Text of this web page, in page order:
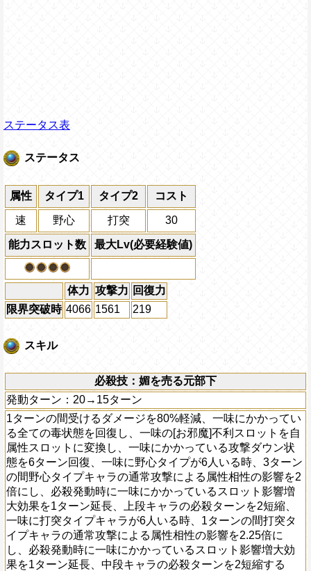
ステータス表
ステータス
属性 タイプ1 タイプ2 コスト
速 野心 打突 30
能力スロット数 最大Lv(必要経験値)
体力 攻撃力 回復力
限界突破時 4066 1561 219
スキル
必殺技：媚を売る元部下
発動ターン：20→15ターン
1ターンの間受けるダメージを80%軽減、一味にかかってい
る全ての毒状態を回復し、一味の[お邪魔]不利スロットを自
属性スロットに変換し、一味にかかっている攻撃ダウン状
態を6ターン回復、一味に野心タイプが6人いる時、3ターン
の間野心タイプキャラの通常攻撃による属性相性の影響を2
倍にし、必殺発動時に一味にかかっているスロット影響増
大効果を1ターン延長、上段キャラの必殺ターンを2短縮、
一味に打突タイプキャラが6人いる時、1ターンの間打突タ
イプキャラの通常攻撃による属性相性の影響を2.25倍に
し、必殺発動時に一味にかかっているスロット影響増大効
果を1ターン延長、中段キャラの必殺ターンを2短縮する